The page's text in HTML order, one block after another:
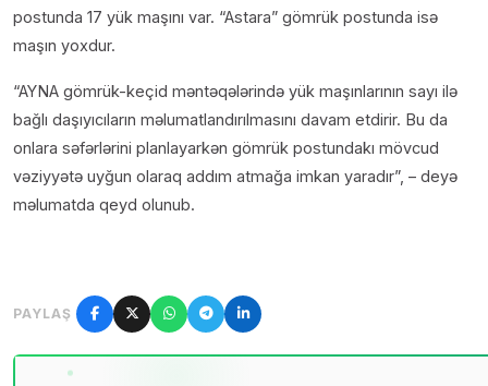
postunda 17 yük maşını var. “Astara” gömrük postunda isə
maşın yoxdur.
“AYNA gömrük-keçid məntəqələrində yük maşınlarının sayı ilə
bağlı daşıyıcıların məlumatlandırılmasını davam etdirir. Bu da
onlara səfərlərini planlayarkən gömrük postundakı mövcud
vəziyyətə uyğun olaraq addım atmağa imkan yaradır”, – deyə
məlumatda qeyd olunub.
PAYLAŞ